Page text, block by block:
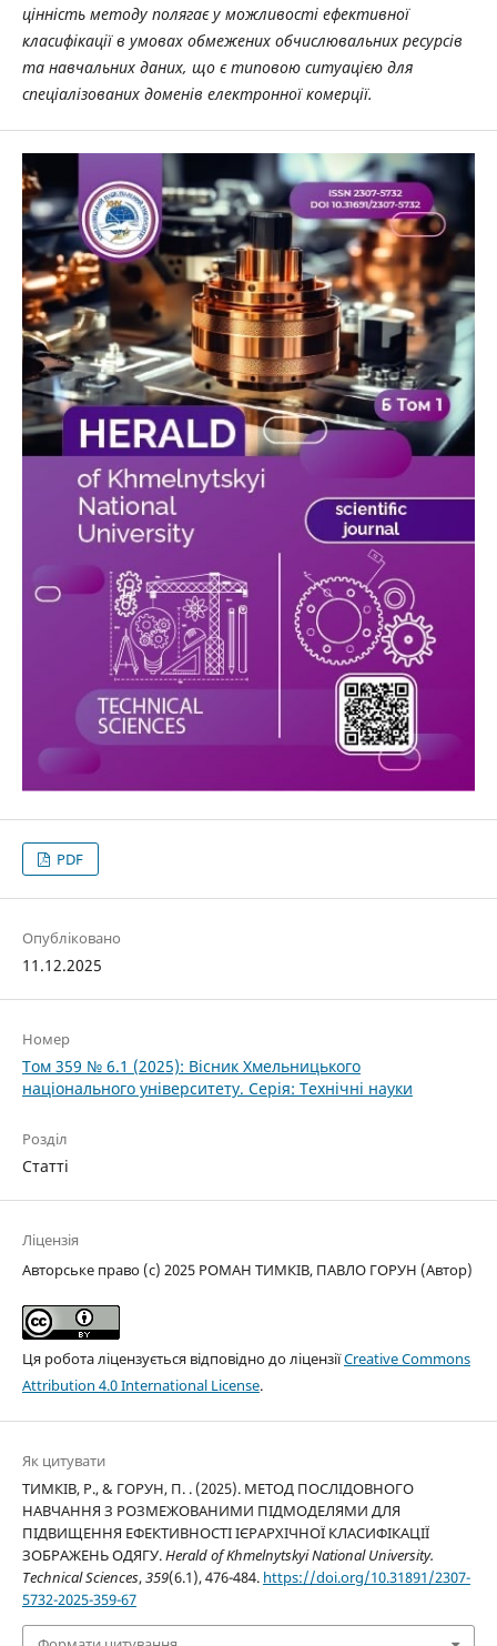
цінність методу полягає у можливості ефективної
класифікації в умовах обмежених обчислювальних ресурсів
та навчальних даних, що є типовою ситуацією для
спеціалізованих доменів електронної комерції.
PDF
Опубліковано
11.12.2025
Номер
Том 359 № 6.1 (2025): Вісник Хмельницького
національного університету. Серія: Технічні науки
Розділ
Статті
Ліцензія
Авторське право (c) 2025 РОМАН ТИМКІВ, ПАВЛО ГОРУН (Автор)
Ця робота ліцензується відповідно до ліцензіїCreative Commons
Attribution 4.0 International License.
Як цитувати
ТИМКІВ, Р., & ГОРУН, П. . (2025). МЕТОД ПОСЛІДОВНОГО
НАВЧАННЯ З РОЗМЕЖОВАНИМИ ПІДМОДЕЛЯМИ ДЛЯ
ПІДВИЩЕННЯ ЕФЕКТИВНОСТІ ІЄРАРХІЧНОЇ КЛАСИФІКАЦІЇ
ЗОБРАЖЕНЬ ОДЯГУ.Herald of Khmelnytskyi National University.
Technical Sciences,359(6.1), 476-484. https://doi.org/10.31891/2307-
5732-2025-359-67